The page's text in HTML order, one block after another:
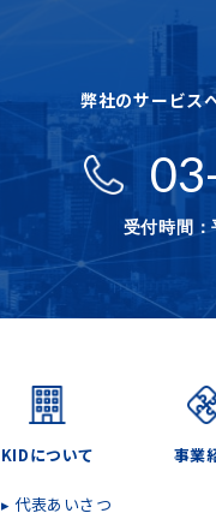
弊社のサービス
受付時間
KIDについて
▸ 代表あいさつ
事業